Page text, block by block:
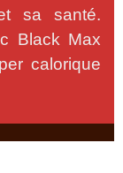
sa santé.
Black Max
calorique